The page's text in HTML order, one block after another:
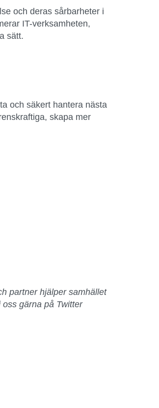
och deras sårbarheter i
IT-verksamheten,
sätt.
och säkert hantera nästa
skapa mer
partner hjälper samhället
oss gärna på Twitter